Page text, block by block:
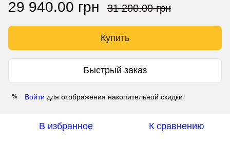
29 940.00 грн 31 200.00 грн
Купить
Быстрый заказ
% Войти для отображения накопительной скидки
В избранное К сравнению